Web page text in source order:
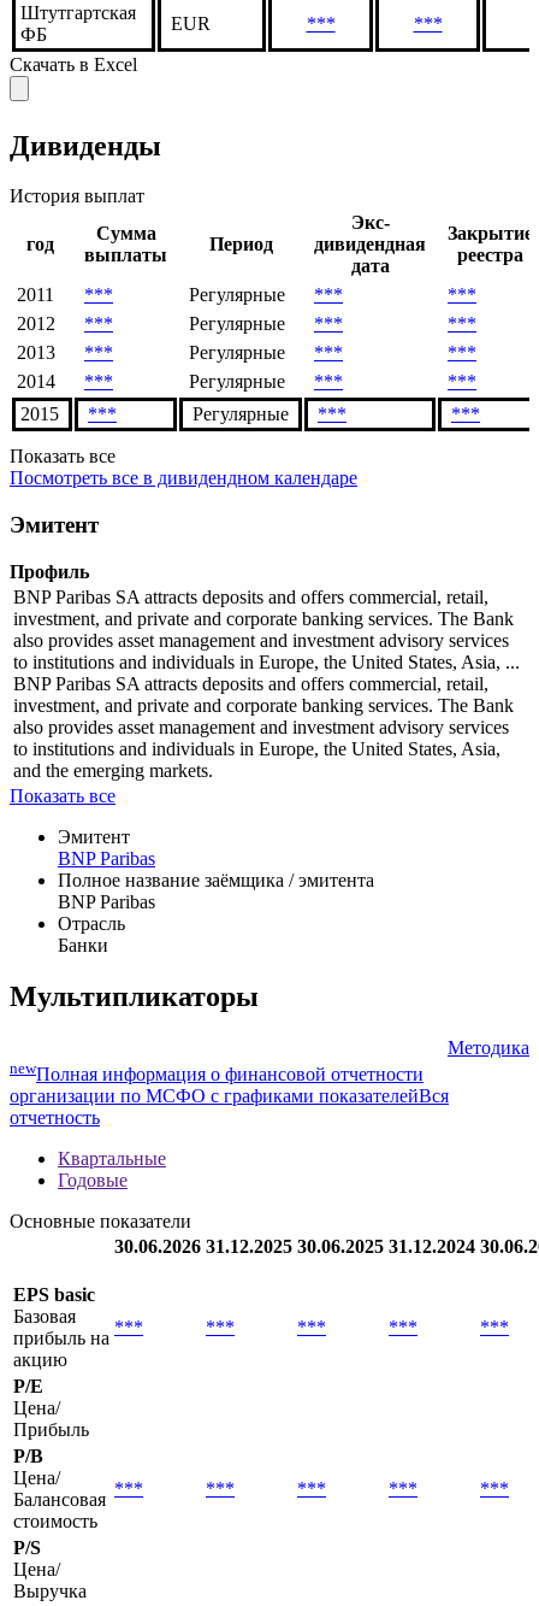
Штутгартская
ФБ
EUR ***
***
Скачать в Excel
Дивиденды
История выплат
год
Сумма
выплаты
Период
Экс-
дивидендная
дата
Закрытие
реестра
2011
*** Регулярные ***
***
2012
*** Регулярные ***
***
2013
*** Регулярные ***
***
2014
*** Регулярные ***
***
2015
*** Регулярные *** ***
Показать все
Посмотреть все в дивидендном календаре
Эмитент
Профиль
BNP Paribas SA attracts deposits and offers commercial, retail,
investment, and private and corporate banking services. The Bank
also provides asset management and investment advisory services
to institutions and individuals in Europe, the United States, Asia, ...
BNP Paribas SA attracts deposits and offers commercial, retail,
investment, and private and corporate banking services. The Bank
also provides asset management and investment advisory services
to institutions and individuals in Europe, the United States, Asia,
and the emerging markets.
Показать все
Эмитент
BNP Paribas
Полное название заёмщика / эмитента
BNP Paribas
Отрасль
Банки
Мультипликаторы
Методика
newПолная информация о финансовой отчетности
организации по МСФО с графиками показателейВся
отчетность
Квартальные
Годовые
Основные показатели
30.06.2026 31.12.2025 30.06.2025 31.12.2024
EPS basic
Базовая
прибыль на
акцию
*** *** *** *** ***
P/E
Цена/
Прибыль
P/B
Цена/
Балансовая
стоимость
*** *** *** *** ***
P/S
Цена/
Выручка